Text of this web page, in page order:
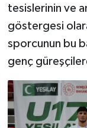
tesislerinin ve
göstergesi
sporcunun bu
genç